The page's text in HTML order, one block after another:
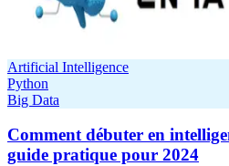
Artificial Intelligence
Python
Big Data
Comment débuter en
guide pratique pour 2024